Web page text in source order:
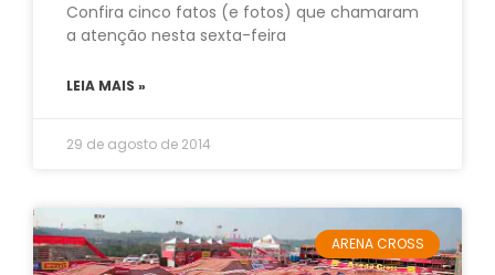
Confira cinco fatos (e fotos) que chamaram
a atenção nesta sexta-feira
LEIA MAIS »
29 de agosto de 2014
ARENA CROSS